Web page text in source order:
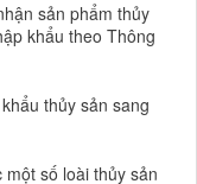
sản phẩm thủy
khẩu theo Thông
thủy sản sang
số loài thủy sản